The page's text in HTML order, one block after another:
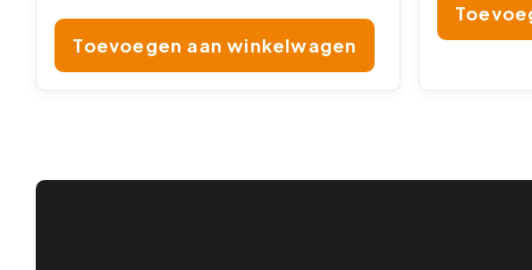
Toevoegen aan winkelwagen